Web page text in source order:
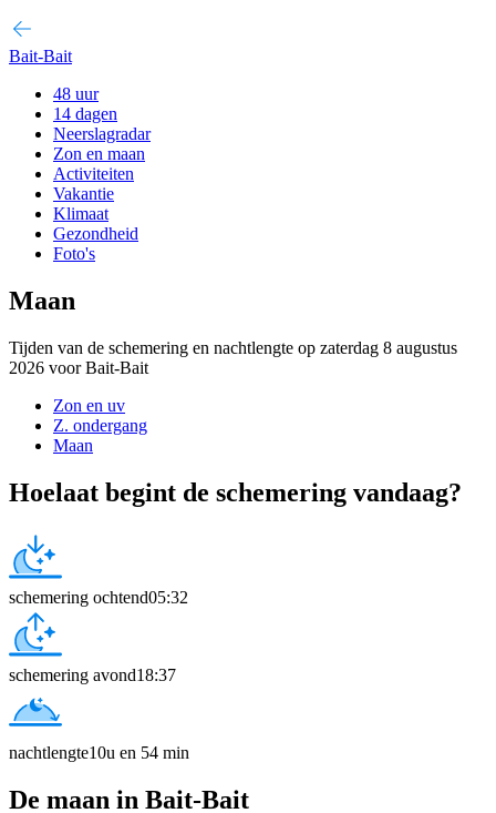
Bait-Bait
48 uur
14 dagen
Neerslagradar
Zon en maan
Activiteiten
Vakantie
Klimaat
Gezondheid
Foto's
Maan
Tijden van de schemering en nachtlengte op zaterdag 8 augustus
2026 voor Bait-Bait
Zon en uv
Z. ondergang
Maan
Hoelaat begint de schemering vandaag?
schemering ochtend05:32
schemering avond18:37
nachtlengte10u en 54 min
De maan in Bait-Bait